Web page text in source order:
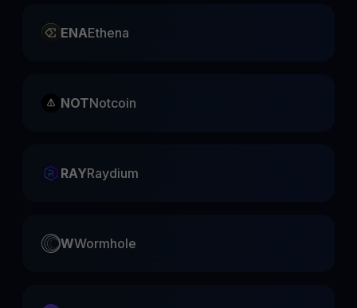
ENAEthena
NOTNotcoin
RAYRaydium
WWormhole